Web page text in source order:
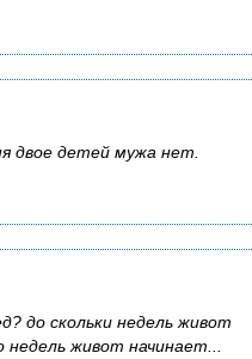
двое детей мужа нет.
до скольки недель живот
живот начинает...